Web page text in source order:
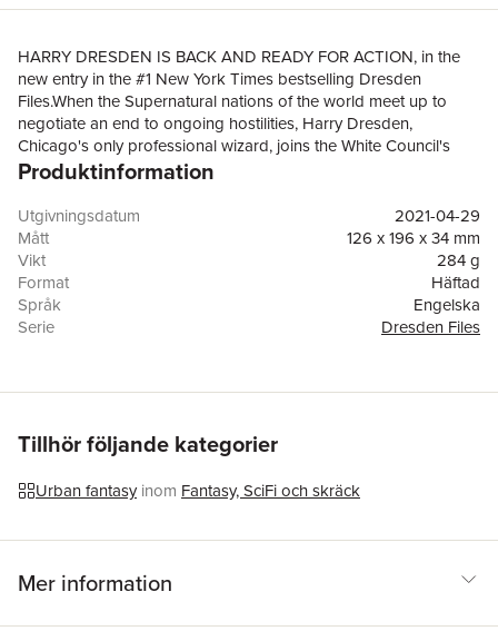
HARRY DRESDEN IS BACK AND READY FOR ACTION, in the
new entry in the #1 New York Times bestselling Dresden
Files.When the Supernatural nations of the world meet up to
negotiate an end to ongoing hostilities, Harry Dresden,
Chicago's only professional wizard, joins the White Council's
security team to make sure the talks stay civil. But can he
existence of Chicago - and all he holds dear?
Produktinformation
Utgivningsdatum
2021-04-29
Mått
126 x 196 x 34 mm
Vikt
284 g
Format
Häftad
Språk
Engelska
Serie
Dresden Files
ISBN
9780356500973
Tillhör följande kategorier
Urban fantasy inom Fantasy, SciFi och skräck
Mer information